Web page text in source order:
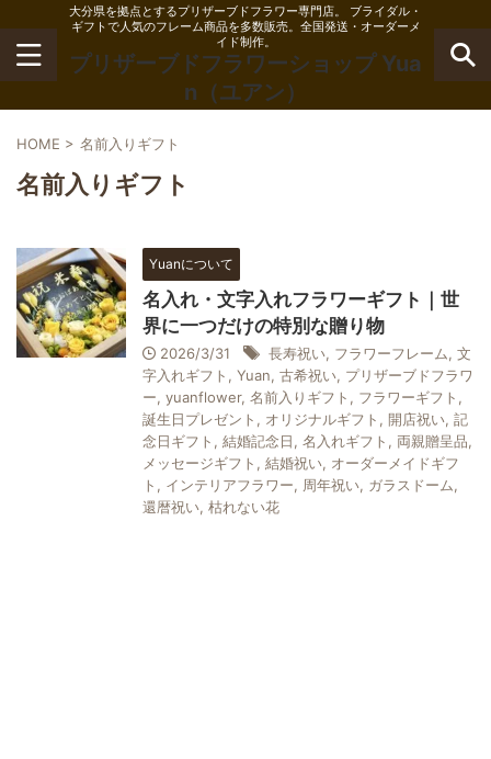
大分県を拠点とするプリザーブドフラワー専門店。 ブライダル・
ギフトで人気のフレーム商品を多数販売。全国発送・オーダーメ
イド制作。
プリザーブドフラワーショップ Yua
n（ユアン）
HOME > 名前入りギフト
名前入りギフト
Yuanについて
名入れ・文字入れフラワーギフト｜世
界に一つだけの特別な贈り物
2026/3/31 長寿祝い, フラワーフレーム, 文
字入れギフト , Yuan, 古希祝い, プリザーブドフラワ
ー, yuanflower, 名前入りギフト , フラワーギフト ,
誕生日プレゼント , オリジナルギフト , 開店祝い, 記
念日ギフト , 結婚記念日, 名入れギフト , 両親贈呈品,
メッセージギフト , 結婚祝い, オーダーメイドギフ
ト , インテリアフラワー, 周年祝い, ガラスドーム,
還暦祝い, 枯れない花